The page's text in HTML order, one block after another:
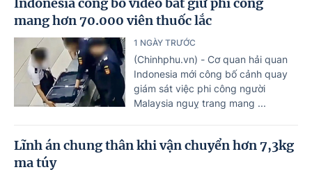
Indonesia công bố video bắt giữ phi công
mang hơn 70.000 viên thuốc lắc
1 NGÀY TRƯỚC
(Chinhphu.vn) - Cơ quan hải quan
Indonesia mới công bố cảnh quay
giám sát việc phi công người
Malaysia nguỵ trang mang ...
Lĩnh án chung thân khi vận chuyển hơn 7,3kg
ma túy